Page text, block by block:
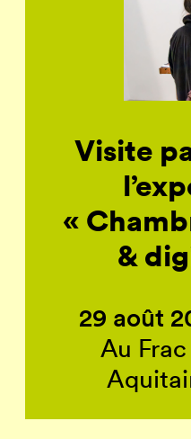
Visite
«
&
29 août
Au